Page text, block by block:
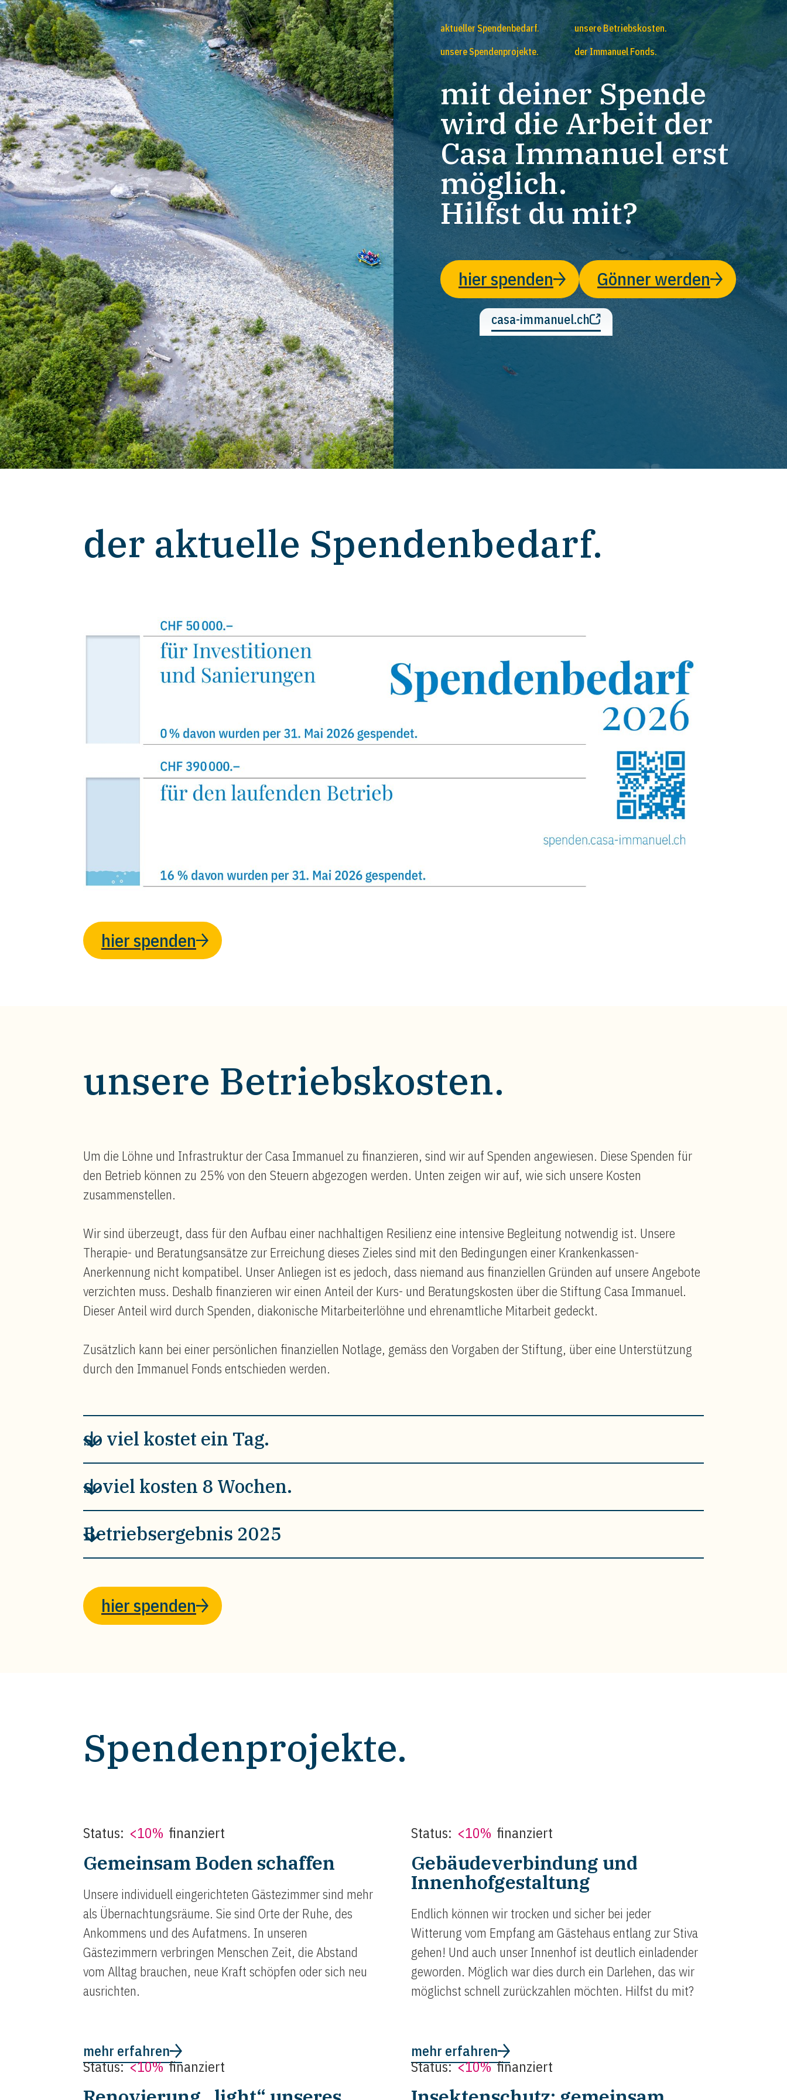
aktueller Spendenbedarf.
unsere Betriebskosten.
unsere Spendenprojekte.
der Immanuel Fonds.
mit deiner Spende
wird die Arbeit der
Casa Immanuel erst
möglich.
Hilfst du mit?
hier spenden Gönner werden
casa-immanuel.ch
der aktuelle Spendenbedarf.
hier spenden
unsere Betriebskosten.
Um die Löhne und Infrastruktur der Casa Immanuel zu finanzieren, sind wir auf Spenden angewiesen. Diese Spenden für
den Betrieb können zu 25% von den Steuern abgezogen werden. Unten zeigen wir auf, wie sich unsere Kosten
zusammenstellen.
Wir sind überzeugt, dass für den Aufbau einer nachhaltigen Resilienz eine intensive Begleitung notwendig ist. Unsere
Therapie- und Beratungsansätze zur Erreichung dieses Zieles sind mit den Bedingungen einer Krankenkassen-
Anerkennung nicht kompatibel. Unser Anliegen ist es jedoch, dass niemand aus finanziellen Gründen auf unsere Angebote
verzichten muss. Deshalb finanzieren wir einen Anteil der Kurs- und Beratungskosten über die Stiftung Casa Immanuel.
Dieser Anteil wird durch Spenden, diakonische Mitarbeiterlöhne und ehrenamtliche Mitarbeit gedeckt.
Zusätzlich kann bei einer persönlichen finanziellen Notlage, gemäss den Vorgaben der Stiftung, über eine Unterstützung
durch den Immanuel Fonds entschieden werden.
so viel kostet ein Tag.
soviel kosten 8 Wochen.
Betriebsergebnis 2025
hier spenden
Spendenprojekte.
Status: <10% finanziert
Gemeinsam Boden schaffen
Unsere individuell eingerichteten Gästezimmer sind mehr
als Übernachtungsräume. Sie sind Orte der Ruhe, des
Ankommens und des Aufatmens. In unseren
Gästezimmern verbringen Menschen Zeit, die Abstand
vom Alltag brauchen, neue Kraft schöpfen oder sich neu
ausrichten.
mehr erfahren
Status: <10% finanziert
Gebäudeverbindung und
Innenhofgestaltung
Endlich können wir trocken und sicher bei jeder
Witterung vom Empfang am Gästehaus entlang zur Stiva
gehen! Und auch unser Innenhof ist deutlich einladender
geworden. Möglich war dies durch ein Darlehen, das wir
möglichst schnell zurückzahlen möchten. Hilfst du mit?
mehr erfahren
Status: <10% finanziert Status: <10% finanziert